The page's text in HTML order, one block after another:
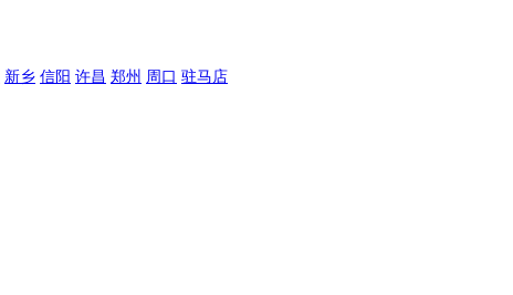
新乡 信阳 许昌 郑州 周口 驻马店